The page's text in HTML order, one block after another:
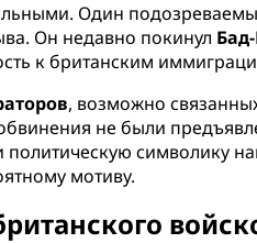
Один
Он недавно покинул
к британским
, возможно
не были
символику
мотиву.